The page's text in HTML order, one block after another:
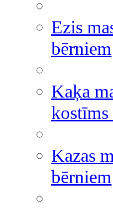
Ezis
bērniem
Kaķa
kostīms
Kazas
bērniem